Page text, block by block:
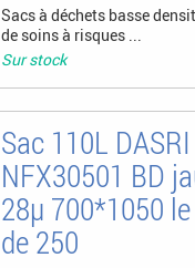
Sacs à déchets basse
de soins à risques ...
Sur stock
Sac 110L
NFX30501 BD
28µ 700*1050
de 250